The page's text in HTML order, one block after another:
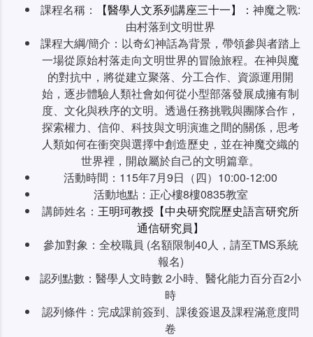
課程名稱： 【醫學人文系列講座三十一】： 神魔之戰:
由村落到文明世界
課程大綱/簡介：以奇幻神話為背景，帶領參與者踏上
一場從原始村落走向文明世界的冒險旅程。在神與魔
的對抗中，將從建立聚落、分工合作、資源運用開
始，逐步體驗人類社會如何從小型部落發展成擁有制
度、文化與秩序的文明。透過任務挑戰與團隊合作，
探索權力、信仰、科技與文明演進之間的關係，思考
人類如何在衝突與選擇中創造歷史，並在神魔交織的
世界裡，開啟屬於自己的文明篇章。
活動時間：115年7月9日（四）10:00-12:00
活動地點：正心樓8樓0835教室
講師姓名： 王明珂教授【中央研究院歷史語言研究所
通信研究員】
參加對象：全校職員 (名額限制40人，請至TMS系統
報名)
認列點數：醫學人文時數 2小時、醫化能力百分百2小
時
認列條件：完成課前簽到、課後簽退及課程滿意度問
卷